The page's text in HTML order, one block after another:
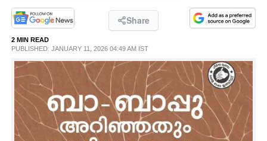
LIFESTYLE
SPIRITUAL
INFO+
Share
2 MIN READ
PUBLISHED: JANUARY 11, 2026 04:49 AM IST